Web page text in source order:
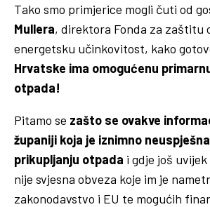
Tako smo primjerice mogli čuti od
Mullera, direktora Fonda za zaštitu
energetsku učinkovitost, kako
Hrvatske ima omogućenu
otpada!
Pitamo se zašto se ovakve
županiji koja je iznimno
prikupljanju otpada i gdje još
nije svjesna obveza koje im je
zakonodavstvo i EU te mogućih